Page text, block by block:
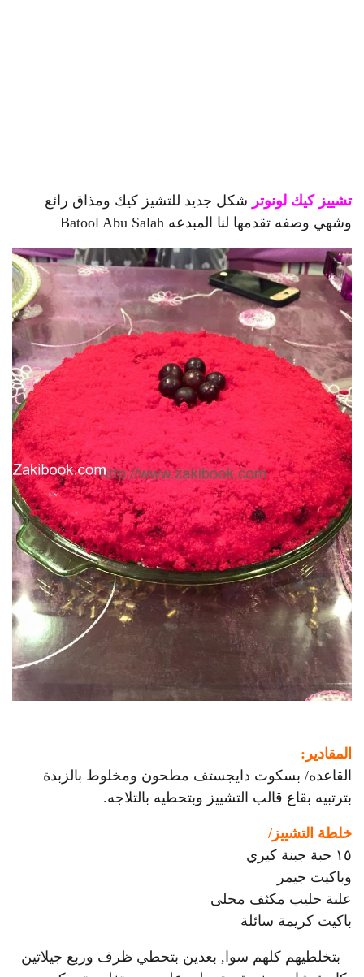
تشييز كيك لونوتر شكل جديد للتشيز كيك ومذاق رائع
وشهي وصفه تقدمها لنا المبدعه Batool Abu Salah
المقادير:
القاعده/ بسكوت دايجستف مطحون ومخلوط بالزبدة
بترتبيه بقاع قالب التشييز وبتحطيه بالتلاجه.
خلطة التشييز/
١٥ حبة جبنة كيري
وباكيت جيمر
علبة حليب مكثف محلى
باكيت كريمة سائلة
– بتخلطيهم كلهم سوا, بعدين بتحطي ظرف وربع جيلاتين